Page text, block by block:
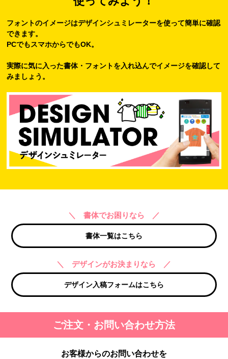
フォントのイメージはデザインシュミレーターを使って簡単に確認
できます。
PCでもスマホからでもOK。
実際に気に入った書体・フォントを入れ込んでイメージを確認して
みましょう。
＼ 書体でお困りなら ／
書体一覧はこちら
＼ デザインがお決まりなら ／
デザイン入稿フォームはこちら
ご注文・お問い合わせ方法
お客様からのお問い合わせを